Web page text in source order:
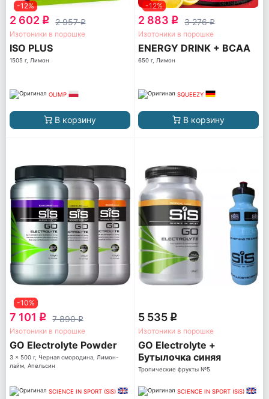
-12%
2 602 q 2 957q
Изотоники в порошке
ISO PLUS
1505 г, Лимон
OLIMP
В корзину
-12%
2 883 q 3 276q
Изотоники в порошке
ENERGY DRINK + BCAA
650 г, Лимон
SQUEEZY
В корзину
-10%
7 101 q 7 890q
Изотоники в порошке
GO Electrolyte Powder
3 x 500 г, Черная смородина, Лимон-
лайм, Апельсин
SCIENCE IN SPORT (SiS)
5 535 q
Изотоники в порошке
GO Electrolyte +
Бутылочка синяя
Тропические фрукты №5
SCIENCE IN SPORT (SiS)